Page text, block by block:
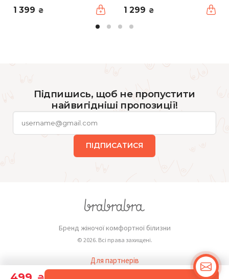
1 399 ₴ 1 299 ₴
Підпишись, щоб не пропустити
найвигідніші пропозиції!
ПІДПИСАТИСЯ
Бренд жіночої комфортної білизни
© 2026. Всі права захищені.
Для партнерів